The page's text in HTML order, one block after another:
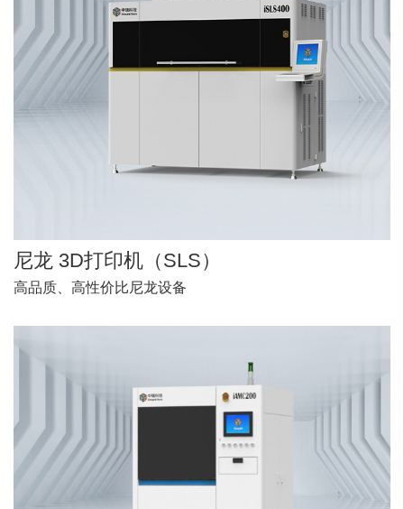
尼龙 3D打印机（SLS）
高品质、高性价比尼龙设备